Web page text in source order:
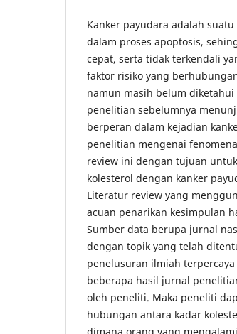
Kanker payudara adalah
dalam proses apoptosis,
cepat, serta tidak terkendali
faktor risiko yang
namun masih belum
penelitian sebelumnya
berperan dalam kejadian
penelitian mengenai
review ini dengan tujuan
kolesterol dengan kanker
Literatur review yang
acuan penarikan kesimpulan
Sumber data berupa jurnal
dengan topik yang telah
penelusuran ilmiah
beberapa hasil jurnal
oleh peneliti. Maka peneliti
hubungan antara kadar